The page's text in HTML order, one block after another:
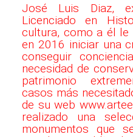
José Luis Diaz,
Licenciado en
cultura, como a él le
en 2016 iniciar una
conseguir
necesidad de
patrimonio
casos más
de su web
realizado una
monumentos que